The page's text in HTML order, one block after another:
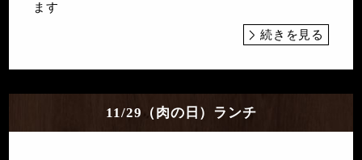
ます
続きを見る
11/29（肉の日）ランチ